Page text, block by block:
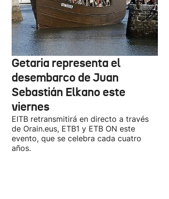
Getaria representa el
desembarco de Juan
Sebastián Elkano este
viernes
EITB retransmitirá en directo a través
de Orain.eus, ETB1 y ETB ON este
evento, que se celebra cada cuatro
años.